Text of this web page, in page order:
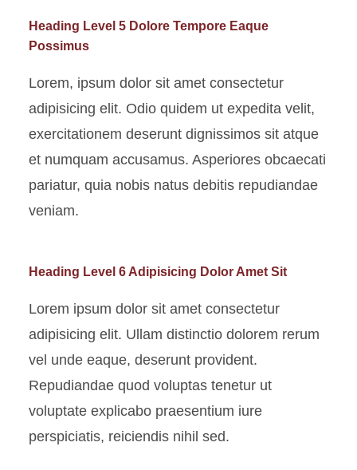
Heading Level 5 Dolore Tempore Eaque
Possimus
Lorem, ipsum dolor sit amet consectetur
adipisicing elit. Odio quidem ut expedita velit,
exercitationem deserunt dignissimos sit atque
et numquam accusamus. Asperiores obcaecati
pariatur, quia nobis natus debitis repudiandae
veniam.
Heading Level 6 Adipisicing Dolor Amet Sit
Lorem ipsum dolor sit amet consectetur
adipisicing elit. Ullam distinctio dolorem rerum
vel unde eaque, deserunt provident.
Repudiandae quod voluptas tenetur ut
voluptate explicabo praesentium iure
perspiciatis, reiciendis nihil sed.